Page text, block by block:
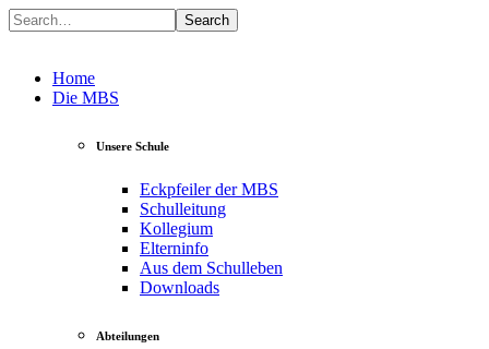
Search
Home
Die MBS
Unsere Schule
Eckpfeiler der MBS
Schulleitung
Kollegium
Elterninfo
Aus dem Schulleben
Downloads
Abteilungen